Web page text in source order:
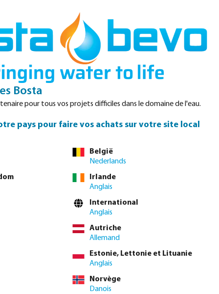
Login Panier
Datasheets Waterpoints Service
commandez directement via letableau complet des
4"
(Cette option n'est pas disponible pour
contacter le service commercial
livraison minimum : 1-2 jour(s) ouvrable(s)
Bosta
pour tous vos projets difficiles dans le domaine de l'eau.
pays pour faire vos achats sur votre site local
België
Nederlands
Irlande
Anglais
International
Anglais
Autriche
Allemand
Estonie, Lettonie et Lituanie
Anglais
Norvège
Danois